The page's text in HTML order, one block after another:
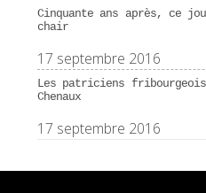
Cinquante ans après, ce
chair
17 septembre 2016
Les patriciens
Chenaux
17 septembre 2016